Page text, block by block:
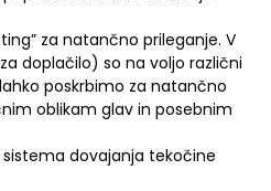
za natančno prileganje. V
doplačilo) so na voljo različni
poskrbimo za natančno
oblikam glav in posebnim
dovajanja tekočine